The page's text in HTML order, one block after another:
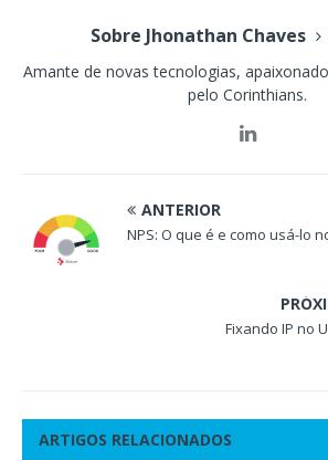
Sobre Jhonathan Chaves
Amante de novas tecnologias,
pelo Corinthians.
ANTERIOR
NPS: O que é e como usá-lo
Fixando IP no
ARTIGOS RELACIONADOS